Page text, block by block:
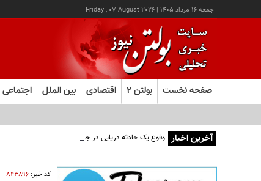
جمعه ۱۶ مرداد ۱۴۰۵ |
Friday , 07 August 2026
صفحه نخست بولتن ۲ اقتصادی بین الملل اجتماعی
آخرین اخبار وقوع یک حادثه دریایی در جنوب شرق عدن
کد خبر: ۸۴۳۸۹۶